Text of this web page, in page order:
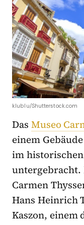
klublu/Shutterstock.com
Das Museo
einem
im
untergebracht.
Carmen
Hans Heinrich
Kaszon, einem